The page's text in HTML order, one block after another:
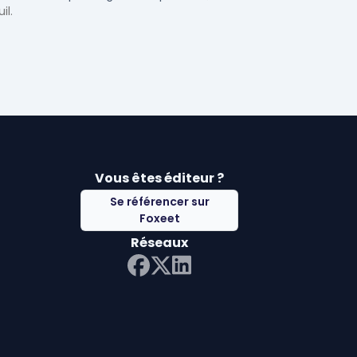
Vous êtes éditeur ?
Se référencer sur
Foxeet
Réseaux